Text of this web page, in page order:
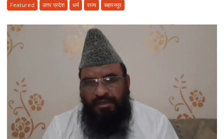
नहीं,
क़ुरआन
और
उलेमा
Featured उत्तर प्रदेश धर्म राज्य सहारनपुर